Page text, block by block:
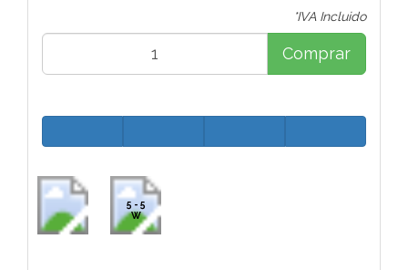
*IVA Incluido
Comprar
5 - 5
W